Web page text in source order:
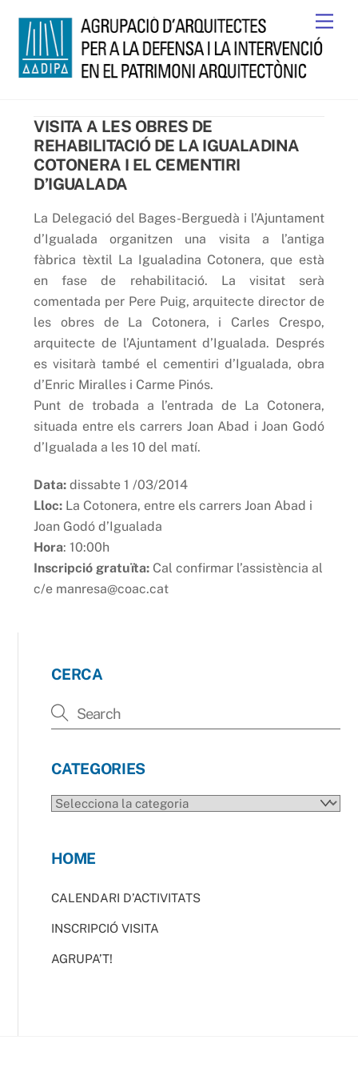
content
VISITA A LES OBRES DE
REHABILITACIÓ DE LA IGUALADINA
COTONERA I EL CEMENTIRI
D’IGUALADA
La Delegació del Bages-Berguedà i l’Ajuntament
d’Igualada organitzen una visita a l’antiga
fàbrica tèxtil La Igualadina Cotonera, que està
en fase de rehabilitació. La visitat serà
comentada per Pere Puig, arquitecte director de
les obres de La Cotonera, i Carles Crespo,
arquitecte de l’Ajuntament d’Igualada. Després
es visitarà també el cementiri d’Igualada, obra
d’Enric Miralles i Carme Pinós.
Punt de trobada a l’entrada de La Cotonera,
situada entre els carrers Joan Abad i Joan Godó
d’Igualada a les 10 del matí.
Data:dissabte 1 /03/2014
Lloc: La Cotonera, entre els carrers Joan Abad i
Joan Godó d’Igualada
Hora: 10:00h
Inscripció gratuïta: Cal confirmar l’assistència al
c/e manresa@coac.cat
CERCA
CATEGORIES
CATEGORIES
HOME
CALENDARI D’ACTIVITATS
INSCRIPCIÓ VISITA
AGRUPA’T!